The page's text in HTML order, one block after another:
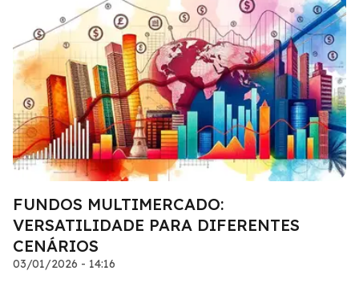
FUNDOS MULTIMERCADO:
VERSATILIDADE PARA DIFERENTES
CENÁRIOS
03/01/2026 - 14:16